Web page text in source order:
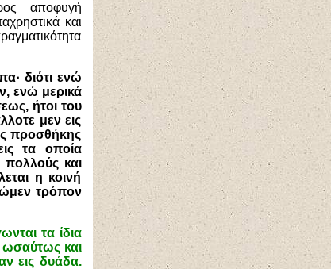
αποφυγή
και
διότι ενώ
ενώ μερικά
ήτοι του
μεν εις
προσθήκης
τα οποία
και
η κοινή
τρόπον
τα ίδια
ωσαύτως και
εις δυάδα.